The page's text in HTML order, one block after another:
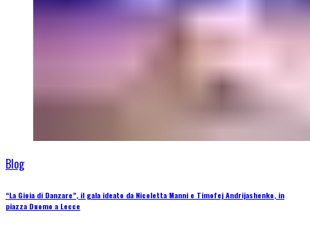
Blog
“La Gioia di Danzare”, il gala ideato da Nicoletta Manni e Timofej Andrijashenko, in
piazza Duomo a Lecce